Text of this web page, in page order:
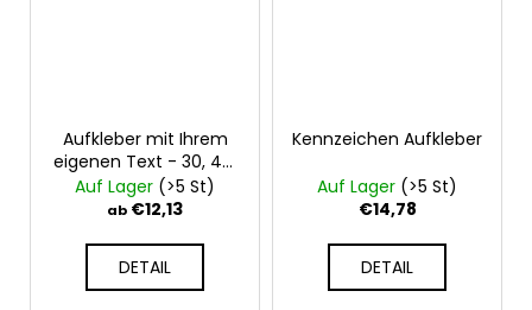
Aufkleber mit Ihrem
eigenen Text - 30, 40,
50 cm
Auf Lager (>5 St)
ab €12,13
DETAIL
Kennzeichen Aufkleber
Auf Lager (>5 St)
€14,78
DETAIL